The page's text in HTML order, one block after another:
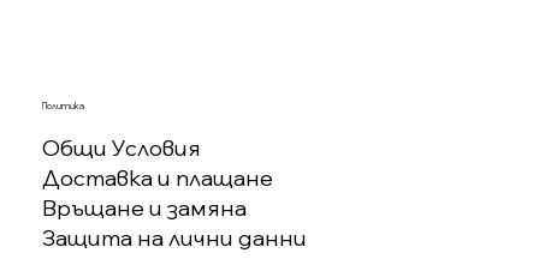
Политика
Общи Условия
Доставка и плащане
Връщане и замяна
Защита на лични данни